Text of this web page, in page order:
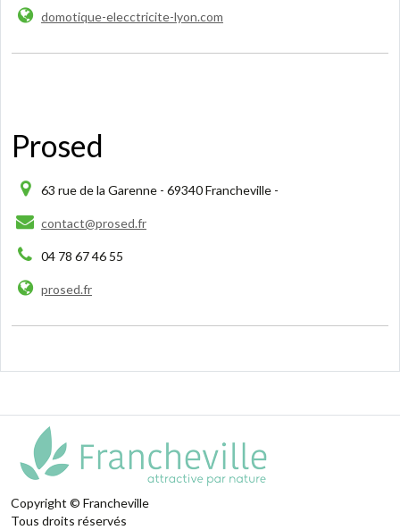
domotique-elecctricite-lyon.com
Prosed
63 rue de la Garenne - 69340 Francheville -
contact@prosed.fr
04 78 67 46 55
prosed.fr
Copyright © Francheville
Tous droits réservés